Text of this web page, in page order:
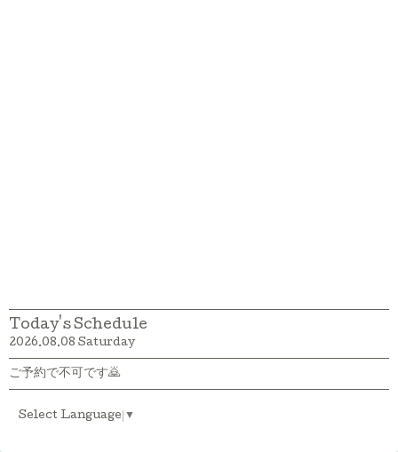
Today's Schedule
2026.08.08 Saturday
ご予約で不可です🙇
Select Language ▼